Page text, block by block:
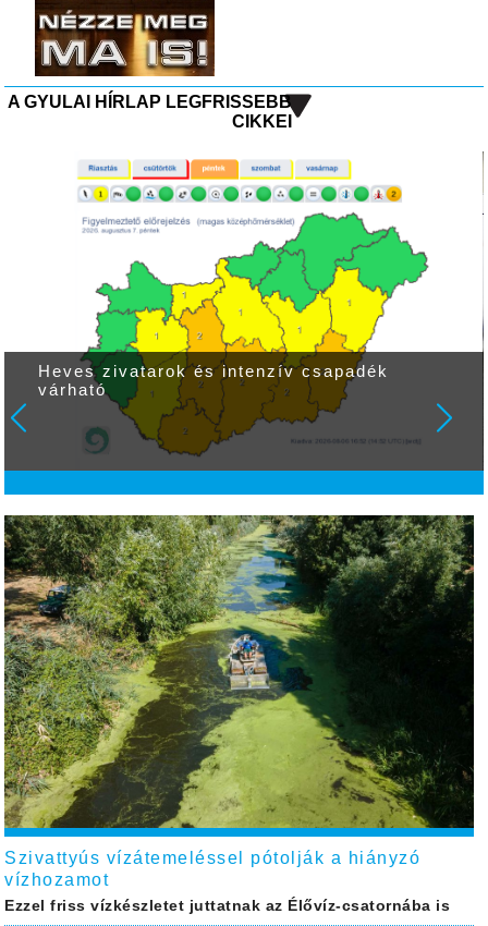
A GYULAI HÍRLAP LEGFRISSEBB
CIKKEI
Heves zivatarok és intenzív csapadék
várható
Szivattyús vízátemeléssel pótolják a hiányzó
vízhozamot
Ezzel friss vízkészletet juttatnak az Élővíz-csatornába is